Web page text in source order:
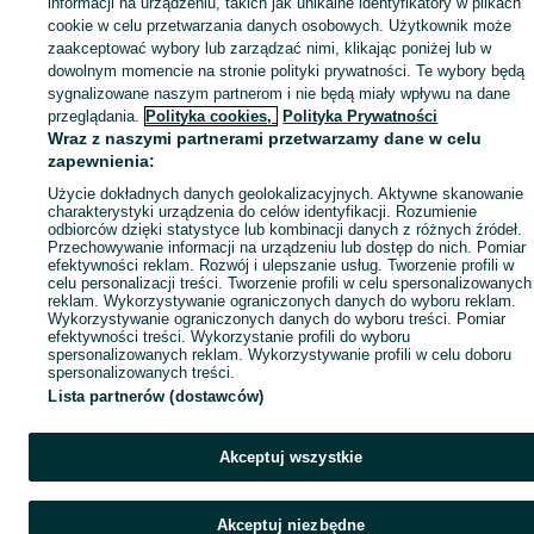
cookie w celu przetwarzania danych osobowych. Użytkownik może
zaakceptować wybory lub zarządzać nimi, klikając poniżej lub w
dowolnym momencie na stronie polityki prywatności. Te wybory będą
sygnalizowane naszym partnerom i nie będą miały wpływu na dane
przeglądania. Polityka cookies, Polityka Prywatności
Wraz z naszymi partnerami przetwarzamy dane w celu
zapewnienia:
Użycie dokładnych danych geolokalizacyjnych. Aktywne skanowanie
charakterystyki urządzenia do celów identyfikacji. Rozumienie
odbiorców dzięki statystyce lub kombinacji danych z różnych źródeł.
Przechowywanie informacji na urządzeniu lub dostęp do nich. Pomiar
efektywności reklam. Rozwój i ulepszanie usług. Tworzenie profili w
celu personalizacji treści. Tworzenie profili w celu spersonalizowanych
reklam. Wykorzystywanie ograniczonych danych do wyboru reklam.
Wykorzystywanie ograniczonych danych do wyboru treści. Pomiar
efektywności treści. Wykorzystanie profili do wyboru
spersonalizowanych reklam. Wykorzystywanie profili w celu doboru
spersonalizowanych treści.
Lista partnerów (dostawców)
Akceptuj wszystkie
Akceptuj niezbędne